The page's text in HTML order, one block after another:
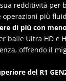
redditività per
più
di più con
balle Ultra HD e
offrendo il
del R1